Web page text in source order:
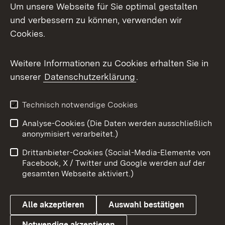
Facebook
X / Twitter
Youtube
Impressum
Kontakt
Barrierefreiheit
Datenschutz
Cookies
Um unsere Webseite für Sie optimal gestalten
und verbessern zu können, verwenden wir
Cookies.
Weitere Informationen zu Cookies erhalten Sie in
unserer Datenschutzerklärung.
Technisch notwendige Cookies
Analyse-Cookies (Die Daten werden ausschließlich
anonymisiert verarbeitet.)
Drittanbieter-Cookies (Social-Media-Elemente von
Facebook, X / Twitter und Google werden auf der
gesamten Webseite aktiviert.)
Alle akzeptieren Auswahl bestätigen